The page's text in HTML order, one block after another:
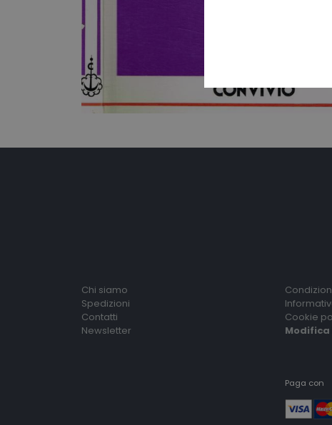
Chi siamo
Spedizioni
Contatti
Newsletter
Cookie
Paga con